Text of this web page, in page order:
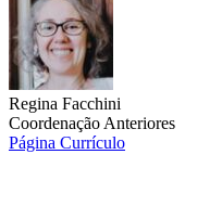
Regina Facchini
Coordenação Anteriores
Página Currículo